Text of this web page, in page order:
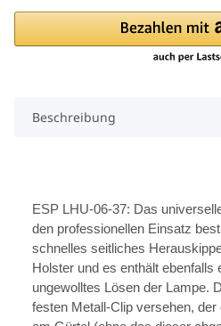
Beschreibung
ESP LHU-06-37: Das
den professionellen Einsatz
schnelles seitliches
Holster und es enthält ebenfalls
ungewolltes Lösen der Lampe.
festen Metall-Clip versehen,